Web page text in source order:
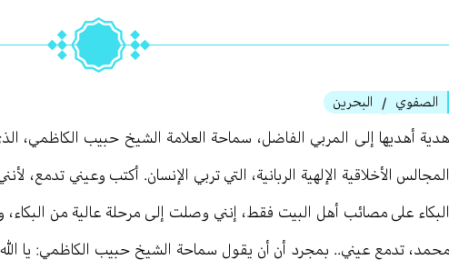
الصفوي / البحرين
هدية أهديها إلى المربي الفاضل، سماحة العلامة الشيخ حبيب
المجالس الأخلاقية الإلهية الربانية، التي تربي الإنسان. أكتب وعيني تدمع،
البكاء على مصائب أهل البيت فقط، إنني وصلت إلى مرحلة عالية من
محمد، تدمع عيني.. بمجرد أن أن يقول سماحة الشيخ حبيب الكاظمي: يا